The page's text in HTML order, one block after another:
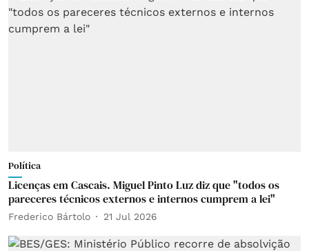
Política
Licenças em Cascais. Miguel Pinto Luz diz que "todos os
pareceres técnicos externos e internos cumprem a lei"
Frederico Bártolo 21 Jul 2026